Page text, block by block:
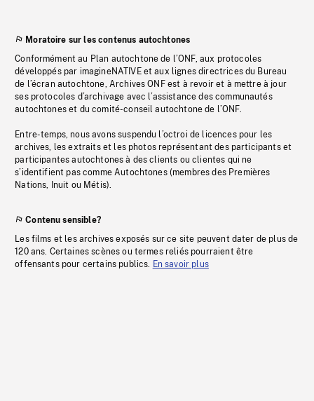
Moratoire sur les contenus autochtones
Conformément au Plan autochtone de l’ONF, aux protocoles
développés par imagineNATIVE et aux lignes directrices du Bureau
de l’écran autochtone, Archives ONF est à revoir et à mettre à jour
ses protocoles d’archivage avec l’assistance des communautés
autochtones et du comité-conseil autochtone de l’ONF.
Entre-temps, nous avons suspendu l’octroi de licences pour les
archives, les extraits et les photos représentant des participants et
participantes autochtones à des clients ou clientes qui ne
s’identifient pas comme Autochtones (membres des Premières
Nations, Inuit ou Métis).
Contenu sensible?
Les films et les archives exposés sur ce site peuvent dater de plus de
120 ans. Certaines scènes ou termes reliés pourraient être
offensants pour certains publics. En savoir plus